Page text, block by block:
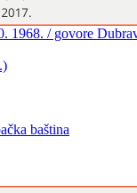
1968. / govore
baština